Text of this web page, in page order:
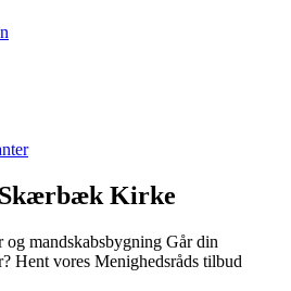
Skærbæk Kirke
mandskabsbygning Går din
Hent vores Menighedsråds tilbud